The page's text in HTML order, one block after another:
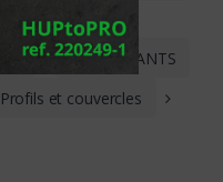
COMPOSANTS
Profils et couvercles